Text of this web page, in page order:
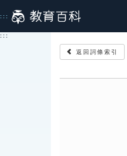
到
主
:::
:::
返回詞條索引